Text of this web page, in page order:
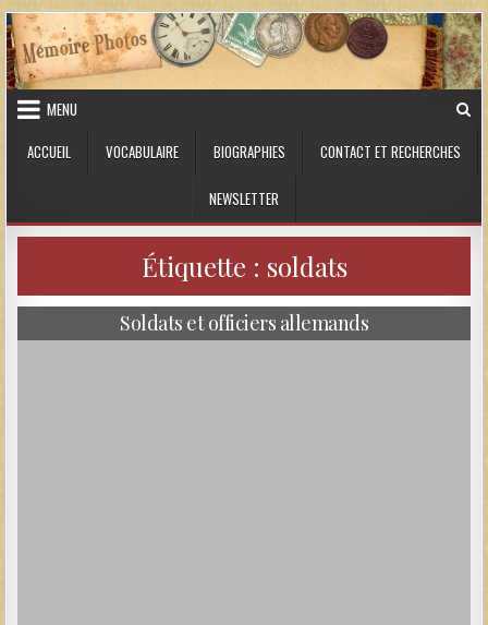
Skip to content
MENU
ACCUEIL
VOCABULAIRE BIOGRAPHIES CONTACT ET RECHERCHES
NEWSLETTER
Étiquette : soldats
Soldats et officiers allemands